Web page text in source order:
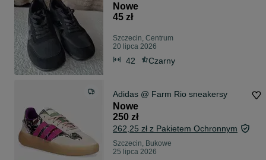
Nowe
45 zł
Szczecin, Centrum
20 lipca 2026
42 Czarny
Adidas @ Farm Rio sneakersy
Nowe
250 zł
262,25 zł z Pakietem Ochronnym
Szczecin, Bukowe
25 lipca 2026